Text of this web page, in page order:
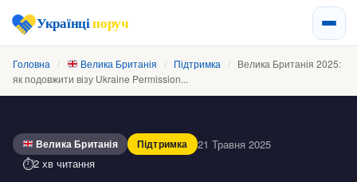
Українціпоруч
Головна / Велика Британія / Підтримка /
Велика Британія 2025:
як подовжити візу Ukraine Permission...
Велика Британія Підтримка
21 Травня 2025
2 хв читання